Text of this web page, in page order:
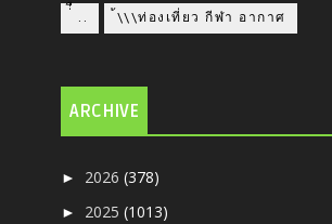
่่ื​ .. ้\\\ท่องเที่ยว กีฬา อากาศ
ARCHIVE
► 2026(378)
► 2025(1013)